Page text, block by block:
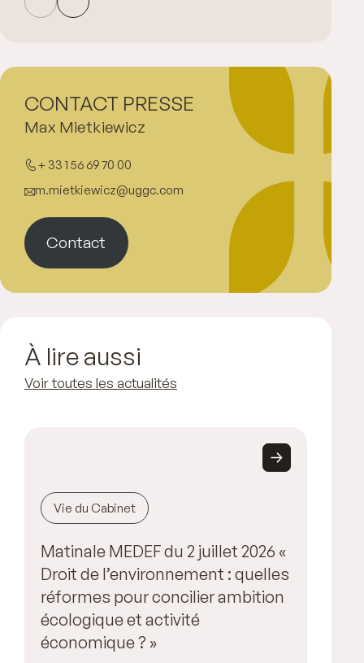
Max Mietkiewicz
+ 33 1 56 69 70 00
m.mietkiewicz@uggc.com
Contact
CONTACT PRESSE
À lire aussi
Voir toutes les actualités
Vie du Cabinet
Matinale MEDEF du 2 juillet 2026 «
Droit de l’environnement : quelles
réformes pour concilier ambition
écologique et activité
économique ? »